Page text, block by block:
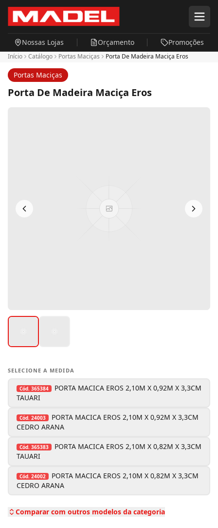
Pular para o conteúdo principal
Nossas Lojas Orçamento Promoções
Início Catálogo Portas Maciças Porta De Madeira Maciça Eros
Portas Maciças
Porta De Madeira Maciça Eros
SELECIONE A MEDIDA
Cód. 365384
PORTA MACICA EROS 2,10M X 0,92M X 3,3CM
TAUARI
Cód. 24003
PORTA MACICA EROS 2,10M X 0,92M X 3,3CM
CEDRO ARANA
Cód. 365383
PORTA MACICA EROS 2,10M X 0,82M X 3,3CM
TAUARI
Cód. 24002
PORTA MACICA EROS 2,10M X 0,82M X 3,3CM
CEDRO ARANA
Comparar com outros modelos da categoria